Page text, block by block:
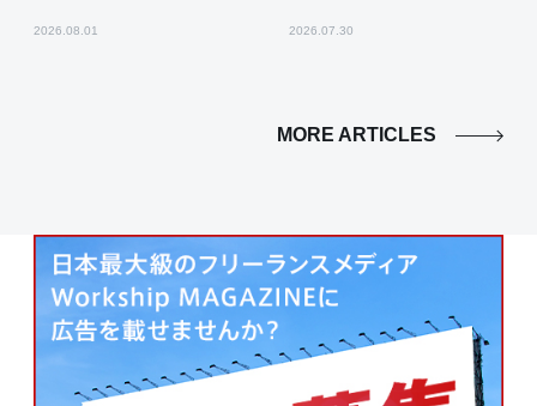
2026.08.01 2026.07.30
MORE ARTICLES